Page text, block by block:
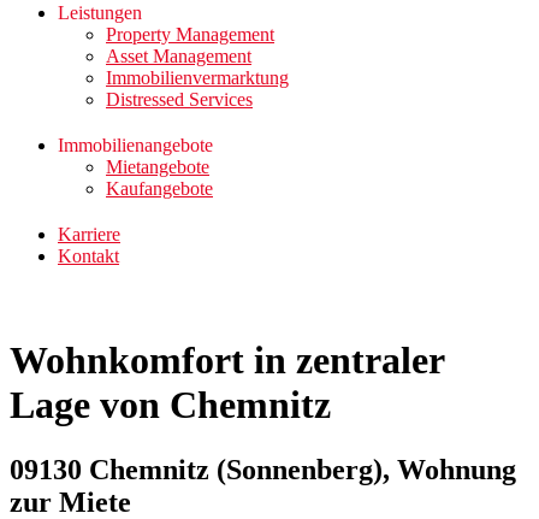
Leistungen
Property Management
Asset Management
Immobilienvermarktung
Distressed Services
Immobilienangebote
Mietangebote
Kaufangebote
Karriere
Kontakt
Wohnkomfort in zentraler
Lage von Chemnitz
09130 Chemnitz (Sonnenberg), Wohnung
zur Miete